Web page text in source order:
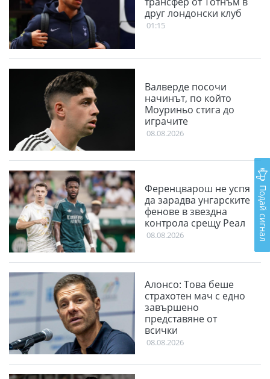
друг лондонски клуб
01:15
Валверде посочи
начинът, по който
Моуриньо стига до
играчите
08.08.2026
Ференцварош не успя
да зарадва унгарските
фенове в звездна
контрола срещу Реал
08.08.2026
Алонсо: Това беше
страхотен мач с едно
завършено
представяне от
всички
08.08.2026
Подай сигнал